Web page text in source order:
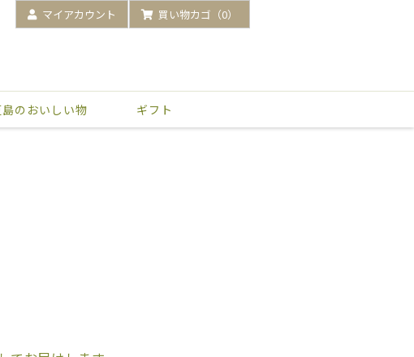
マイアカウント 買い物カゴ（0）
のおいしい物 ギフト